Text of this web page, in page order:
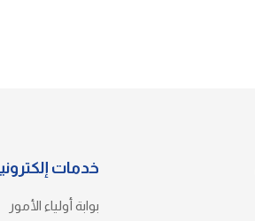
خدمات
بوابة أولياء الأمور